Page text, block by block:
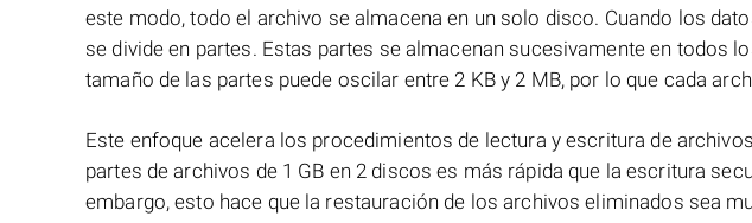
este modo, todo el archivo se almacena en un solo disco. Cuando los
se divide en partes. Estas partes se almacenan sucesivamente en todos
tamaño de las partes puede oscilar entre 2 KB y 2 MB, por lo que cada
Este enfoque acelera los procedimientos de lectura y escritura de
partes de archivos de 1 GB en 2 discos es más rápida que la escritura
embargo, esto hace que la restauración de los archivos eliminados sea